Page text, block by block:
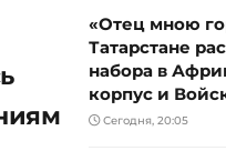
«Отец мною
Татарстане
набора в
корпус и
Сегодня, 20:05